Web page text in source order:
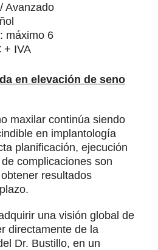
Avanzado
máximo 6
+ IVA
en elevación de seno
maxilar continúa siendo
en implantología
planificación, ejecución
complicaciones son
resultados
una visión global de
directamente de la
Dr. Bustillo, en un